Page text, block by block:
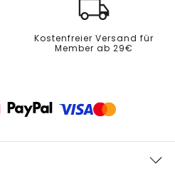
Kostenfreier Versand für
Member ab 29€